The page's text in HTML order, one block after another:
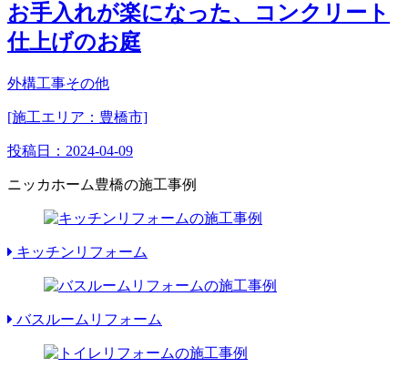
お手入れが楽になった、コンクリート
仕上げのお庭
外構工事その他
[施工エリア：豊橋市]
投稿日： 2024-04-09
ニッカホーム豊橋の施工事例
キッチンリフォーム
バスルームリフォーム